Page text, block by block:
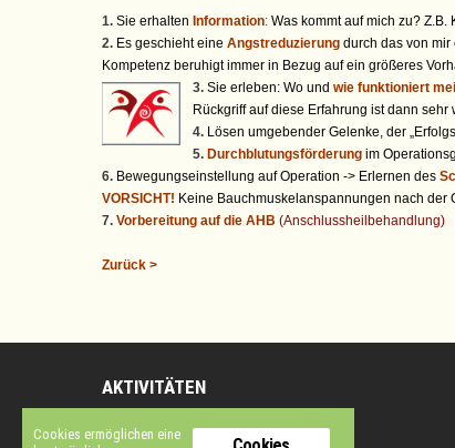
1. Sie erhalten Information: Was kommt auf mich zu? Z.B.
2. Es geschieht eine Angstreduzierung durch das von mir
Kompetenz beruhigt immer in Bezug auf ein größeres
3. Sie erleben: Wo und wie funktioniert
Rückgriff auf diese Erfahrung ist dann sehr
4. Lösen umgebender Gelenke, der
5. Durchblutungsförderung im
6. Bewegungseinstellung auf Operation -> Erlernen des
VORSICHT! Keine Bauchmuskelanspannungen nach der
7. Vorbereitung auf die AHB (Anschlussheilbehandlung)
Zurück >
AKTIVITÄTEN
Einzelstunden als Freie Mitarbeiterin
Cookies ermöglichen eine